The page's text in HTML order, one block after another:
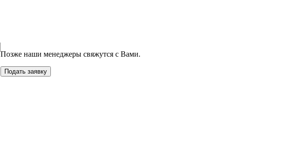
Позже наши менеджеры свяжутся с Вами.
Подать заявку